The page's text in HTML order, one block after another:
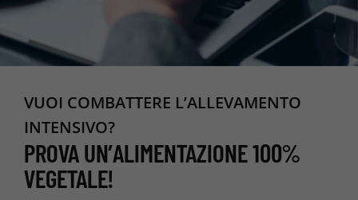
VUOI COMBATTERE L’ALLEVAMENTO
INTENSIVO?
PROVA UN’ALIMENTAZIONE 100%
VEGETALE!